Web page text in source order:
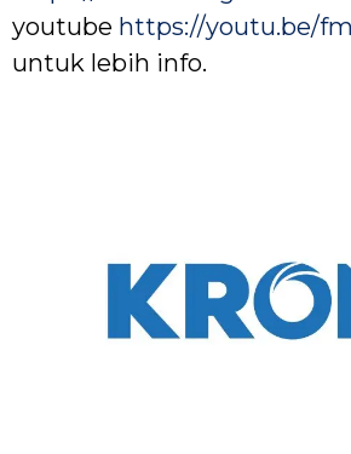
youtube https://youtu.be/
untuk lebih info.